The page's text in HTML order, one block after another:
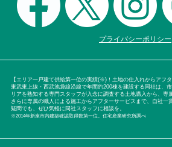
プライバシーポリシー
【エリア一戸建て供給第一位の実績(※)！土地の仕入れからアフ
東武東上線・西武池袋線沿線で年間約200棟を建設する同社は、
リアを熟知する専門スタッフが入念に調査する土地購入から、専
さらに専属の職人による施工からアフターサービスまで、自社一
疑問でも、ぜひ気軽に同社スタッフに相談を。
※2014年新座市内建築確認取得数第一位。住宅産業研究所調べ